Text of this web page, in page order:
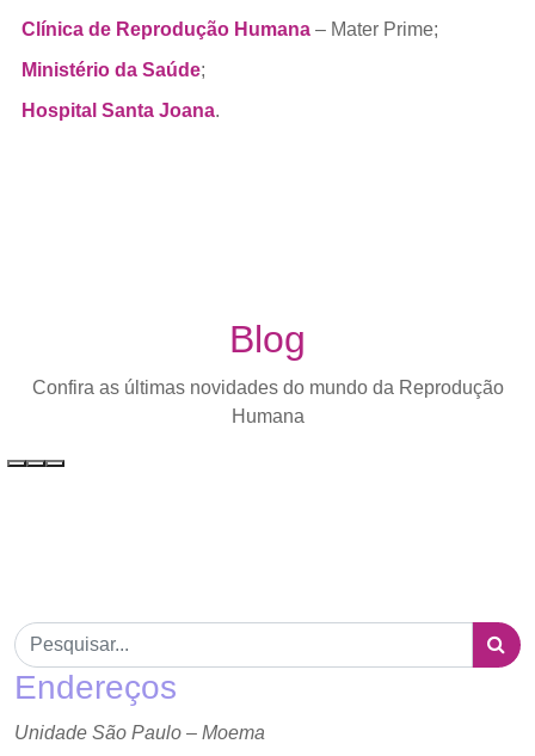
Clínica de Reprodução Humana– Mater Prime;
Ministério da Saúde;
Hospital Santa Joana.
Blog
Confira as últimas novidades do mundo da Reprodução
Humana
Endereços
Unidade São Paulo – Moema